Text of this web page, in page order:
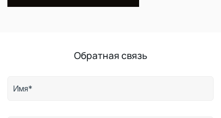
Обратная связь